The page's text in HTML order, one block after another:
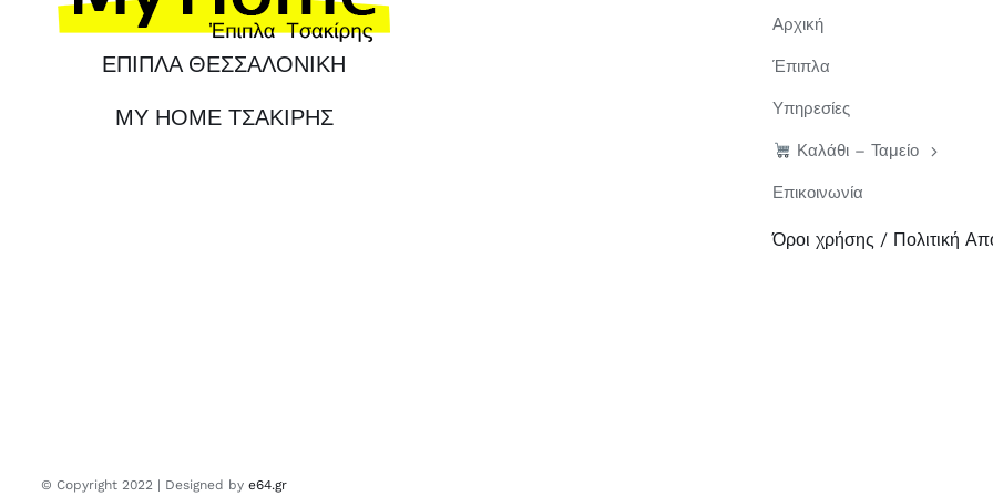
ΕΠΙΠΛΑ ΘΕΣΣΑΛΟΝΙΚΗ
MY HOME ΤΣΑΚΙΡΗΣ
Αρχική
Έπιπλα
Υπηρεσίες
Καλάθι – Ταμείο
Επικοινωνία
Όροι χρήσης / Πολιτική
© Copyright 2022 | Designed by e64.gr